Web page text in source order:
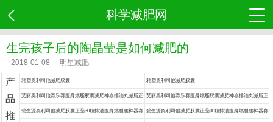
科学减肥网
生完孩子后的陶晶莹是如何减肥的
2018-01-08 明星减肥
产
品
推
雅塑奥利司他减肥胶囊 雅塑奥利司他减肥胶囊
艾丽奥利司他赛乐赛瘦身燃脂胶囊减肥神器排油丸减脂正
品药
艾丽奥利司他赛乐赛瘦身燃脂胶囊减肥神器排油丸减脂正
品药
碧生源奥利司他减肥胶囊正品30粒排油瘦身燃腿腰神器赛 碧生源奥利司他减肥胶囊正品30粒排油瘦身燃腿腰神器赛